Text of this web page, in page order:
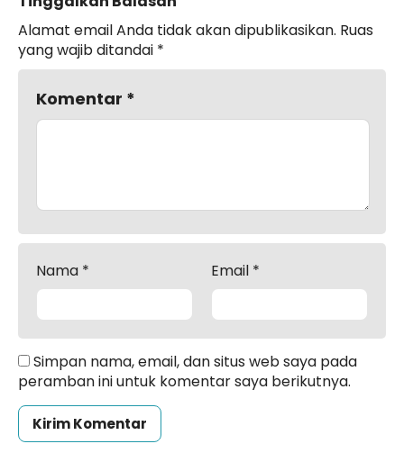
Alamat email Anda tidak akan dipublikasikan. Ruas
yang wajib ditandai *
Komentar *
Nama * Email *
Simpan nama, email, dan situs web saya pada
peramban ini untuk komentar saya berikutnya.